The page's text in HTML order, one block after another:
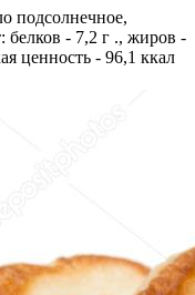
подсолнечное,
- 7,2 г ., жиров -
ценность - 96,1 ккал